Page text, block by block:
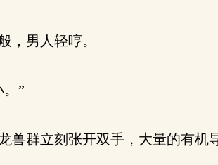
，男人轻哼。
”
群立刻张开双手，大量的有机